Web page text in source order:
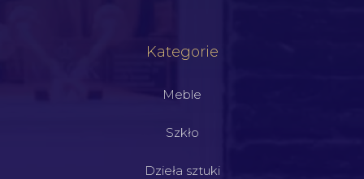
Kategorie
Meble
Szkło
Dzieła sztuki